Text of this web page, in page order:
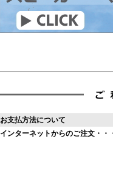
お支払方法について
インターネットからのご注文・・